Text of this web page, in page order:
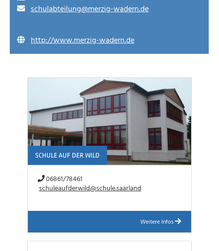
schulabteilung@merzig-wadern.de
http://www.merzig-wadern.de
SCHULE AUF DER WILD
06861/78461
schuleaufderwild@schule.saarland
Weitere Infos